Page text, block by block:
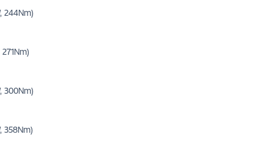
244Nm)
300Nm)
358Nm)